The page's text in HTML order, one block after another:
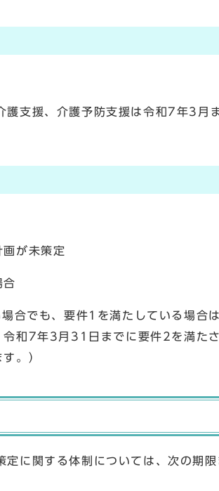
護支援、介護予防支援は令和7年3月
画が未策定
合
合でも、要件1を満たしている場合
和7年3月31日までに要件2を満た
。）
に関する体制については、次の期